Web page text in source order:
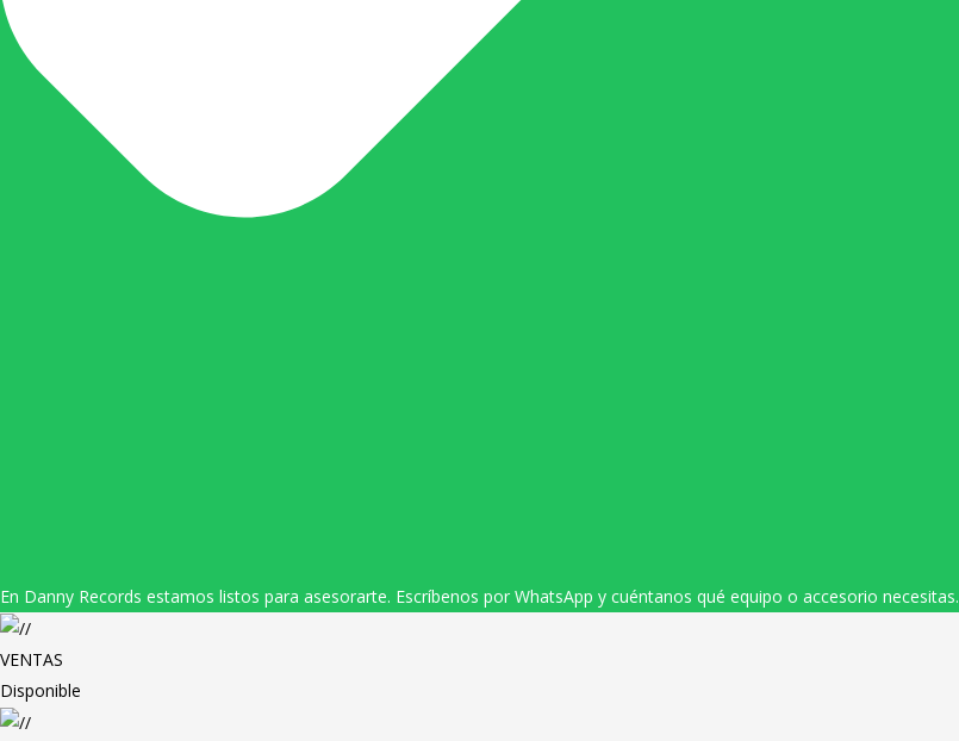
En Danny Records estamos listos para asesorarte. Escríbenos por WhatsApp y cuéntanos qué equipo o accesorio necesitas.
VENTAS
Disponible